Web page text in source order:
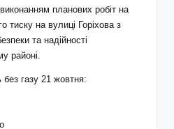
планових робіт на
тиску на вулиці Горіхова з
та надійності
районі.
газу 21 жовтня: